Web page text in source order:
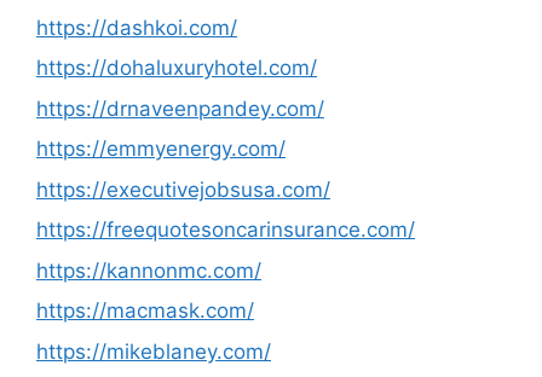
https://dashkoi.com/
https://dohaluxuryhotel.com/
https://drnaveenpandey.com/
https://emmyenergy.com/
https://executivejobsusa.com/
https://freequotesoncarinsurance.com/
https://kannonmc.com/
https://macmask.com/
https://mikeblaney.com/